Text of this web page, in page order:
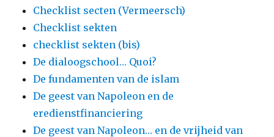
Checklist secten (Vermeersch)
Checklist sekten
checklist sekten (bis)
De dialoogschool… Quoi?
De fundamenten van de islam
De geest van Napoleon en de
eredienstfinanciering
De geest van Napoleon… en de vrijheid van